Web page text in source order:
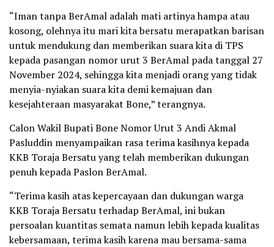
“Iman tanpa BerAmal adalah mati artinya hampa atau
kosong, olehnya itu mari kita bersatu merapatkan barisan
untuk mendukung dan memberikan suara kita di TPS
kepada pasangan nomor urut 3 BerAmal pada tanggal 27
November 2024, sehingga kita menjadi orang yang tidak
menyia-nyiakan suara kita demi kemajuan dan
kesejahteraan masyarakat Bone,” terangnya.
Calon Wakil Bupati Bone Nomor Urut 3 Andi Akmal
Pasluddin menyampaikan rasa terima kasihnya kepada
KKB Toraja Bersatu yang telah memberikan dukungan
penuh kepada Paslon BerAmal.
“Terima kasih atas kepercayaan dan dukungan warga
KKB Toraja Bersatu terhadap BerAmal, ini bukan
persoalan kuantitas semata namun lebih kepada kualitas
kebersamaan, terima kasih karena mau bersama-sama